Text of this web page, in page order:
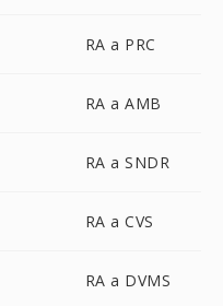
RA a PRC
RA a AMB
RA a SNDR
RA a CVS
RA a DVMS